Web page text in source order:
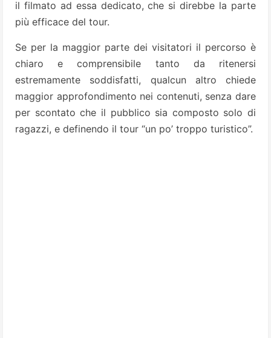
il filmato ad essa dedicato, che si direbbe la parte
più efficace del tour.
Se per la maggior parte dei visitatori il percorso è
chiaro e comprensibile tanto da ritenersi
estremamente soddisfatti, qualcun altro chiede
maggior approfondimento nei contenuti, senza dare
per scontato che il pubblico sia composto solo di
ragazzi, e definendo il tour “un po’ troppo turistico”.